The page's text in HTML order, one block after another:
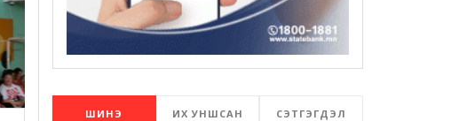
ШИНЭ ИХ УНШСАН СЭТГЭГДЭЛ